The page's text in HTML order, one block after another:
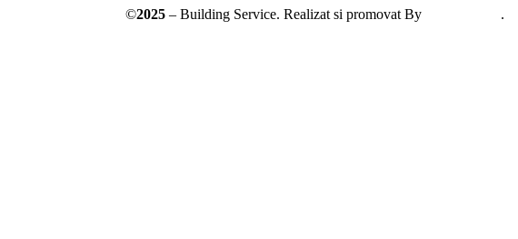
©2025– Building Service. Realizat si promovat By .